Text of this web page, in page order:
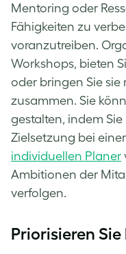
Mentoring oder
Fähigkeiten zu
voranzutreiben.
Workshops, bieten
oder bringen Sie
zusammen. Sie
gestalten, indem
Zielsetzung bei
individuellen Planer
Ambitionen der
verfolgen.
Priorisieren